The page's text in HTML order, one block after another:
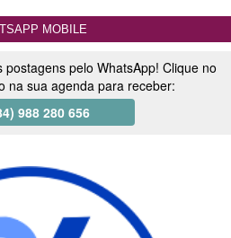
MOBILE
pelo WhatsApp! Clique no
na sua agenda para receber:
988 280 656